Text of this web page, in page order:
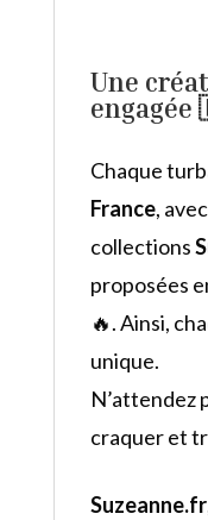
Une
Chaque
France,
collections
proposées
🔥. Ainsi,
unique.
N’attendez
craquer et
Suzeanne.fr